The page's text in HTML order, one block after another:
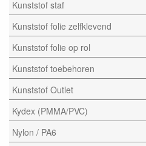
Kunststof staf
Kunststof folie zelfklevend
Kunststof folie op rol
Kunststof toebehoren
Kunststof Outlet
Kydex (PMMA/PVC)
Nylon / PA6